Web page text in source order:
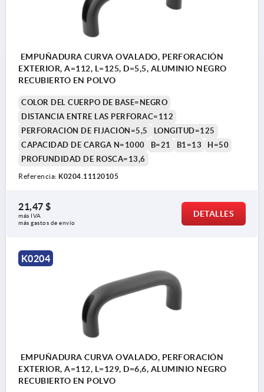
EMPUÑADURA CURVA OVALADO, PERFORACIÓN
EXTERIOR, A=112, L=125, D=5,5, ALUMINIO NEGRO
RECUBIERTO EN POLVO
COLOR DEL CUERPO DE BASE=NEGRO
DISTANCIA ENTRE LAS PERFORAC=112
PERFORACIÓN DE FIJACIÓN=5,5
LONGITUD=125
CAPACIDAD DE CARGA N=1000
B=21 B1=13
H=50
PROFUNDIDAD DE ROSCA=13,6
Referencia: K0204.11120105
21,47 $
más IVA
más gastos de envío
DETALLES
K0204
EMPUÑADURA CURVA OVALADO, PERFORACIÓN
EXTERIOR, A=112, L=129, D=6,6, ALUMINIO NEGRO
RECUBIERTO EN POLVO